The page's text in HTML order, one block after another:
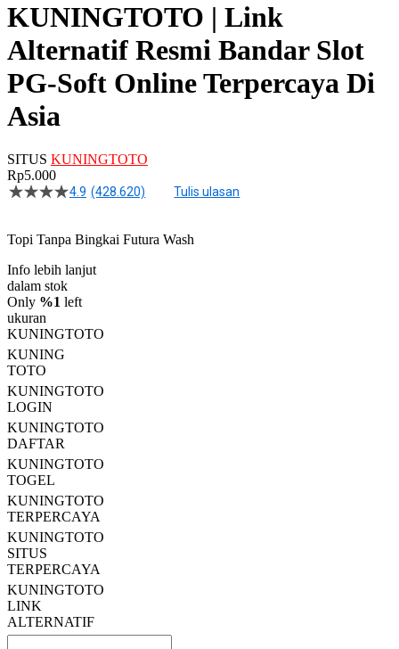
KUNINGTOTO | Link
Alternatif Resmi Bandar Slot
PG-Soft Online Terpercaya Di
Asia
SITUS KUNINGTOTO
Rp5.000
4.5
bintang,
rating
rata-
rata.
Read
13
Reviews.
Tautan
halaman
yang
sama.
4.9 (428.620) Tulis ulasan
Topi Tanpa Bingkai Futura Wash
Info lebih lanjut
dalam stok
Only %1 left
ukuran
KUNINGTOTO
KUNING
TOTO
KUNINGTOTO
LOGIN
KUNINGTOTO
DAFTAR
KUNINGTOTO
TOGEL
KUNINGTOTO
TERPERCAYA
KUNINGTOTO
SITUS
TERPERCAYA
KUNINGTOTO
LINK
ALTERNATIF